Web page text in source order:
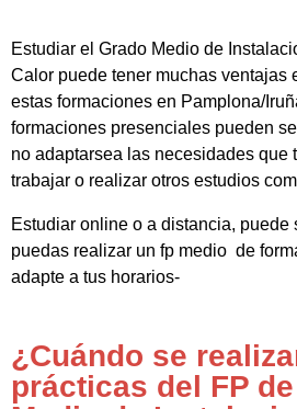
Estudiar el Grado Medio de
Calor puede tener muchas ventajas
estas formaciones en Pamplona/
formaciones presenciales pueden
no adaptarsea las necesidades que
trabajar o realizar otros estudios
Estudiar online o a distancia,
puedas realizar un fp medio de
adapte a tus horarios-
¿Cuándo se
prácticas del FP